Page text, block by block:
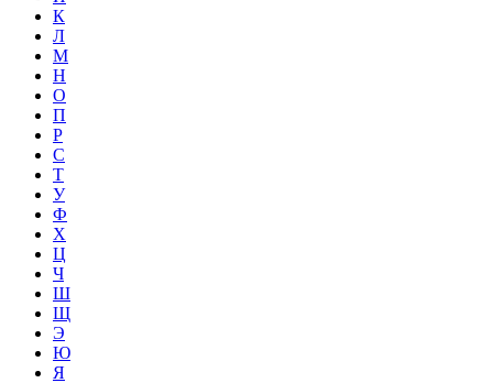
К
Л
М
Н
О
П
Р
С
Т
У
Ф
Х
Ц
Ч
Ш
Щ
Э
Ю
Я